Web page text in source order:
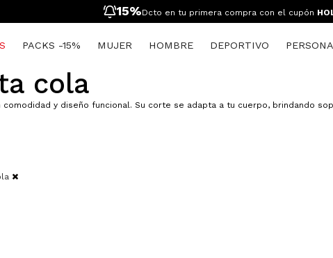
15%Dcto en tu primera compra con el cupón
PACKS -15% MUJER HOMBRE DEPORTIVO
cola
comodidad y diseño funcional. Su corte se adapta a tu cuerpo, brindando